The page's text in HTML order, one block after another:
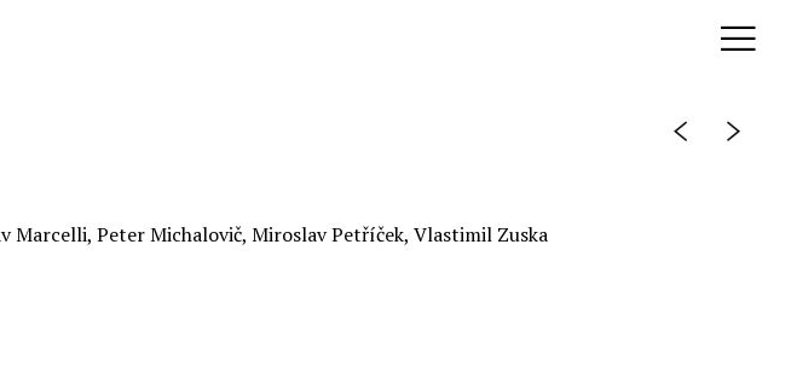
Marcelli, Peter Michalovič, Miroslav Petříček, Vlastimil Zuska